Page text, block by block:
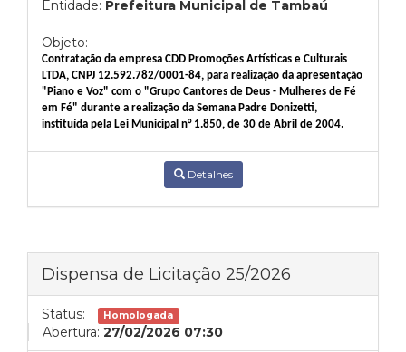
Entidade: Prefeitura Municipal de Tambaú
Objeto:
Contratação da empresa CDD Promoções Artísticas e Culturais
LTDA, CNPJ 12.592.782/0001-84, para realização da apresentação
"Piano e Voz" com o "Grupo Cantores de Deus - Mulheres de Fé
em Fé" durante a realização da Semana Padre Donizetti,
instituída pela Lei Municipal n° 1.850, de 30 de Abril de 2004.
Detalhes
Dispensa de Licitação 25/2026
Status: Homologada
Abertura: 27/02/2026 07:30